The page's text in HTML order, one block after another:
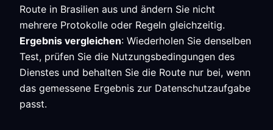
Route in Brasilien aus und ändern Sie nicht
mehrere Protokolle oder Regeln gleichzeitig.
Ergebnis vergleichen: Wiederholen Sie denselben
Test, prüfen Sie die Nutzungsbedingungen des
Dienstes und behalten Sie die Route nur bei, wenn
das gemessene Ergebnis zur Datenschutzaufgabe
passt.